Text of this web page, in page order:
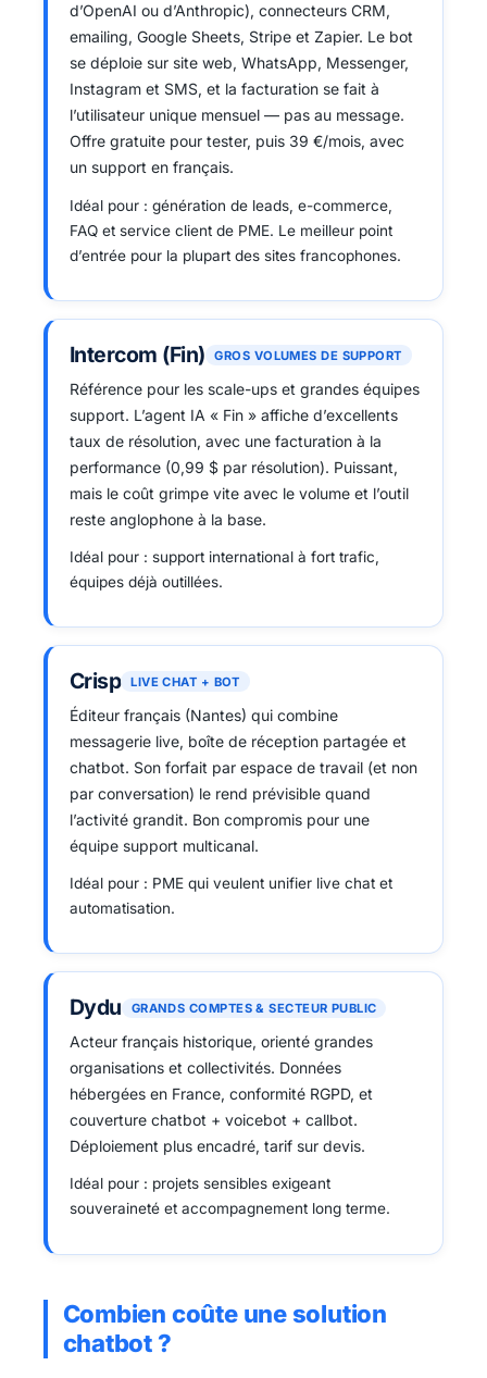
d’OpenAI ou d’Anthropic), connecteurs CRM,
emailing, Google Sheets, Stripe et Zapier. Le bot
se déploie sur site web, WhatsApp, Messenger,
Instagram et SMS, et la facturation se fait à
l’utilisateur unique mensuel — pas au message.
Offre gratuite pour tester, puis 39 €/mois, avec
un support en français.
Idéal pour : génération de leads, e-commerce,
FAQ et service client de PME. Le meilleur point
d’entrée pour la plupart des sites francophones.
Intercom (Fin) GROS VOLUMES DE SUPPORT
Référence pour les scale-ups et grandes équipes
support. L’agent IA « Fin » affiche d’excellents
taux de résolution, avec une facturation à la
performance (0,99 $ par résolution). Puissant,
mais le coût grimpe vite avec le volume et l’outil
reste anglophone à la base.
Idéal pour : support international à fort trafic,
équipes déjà outillées.
Crisp LIVE CHAT + BOT
Éditeur français (Nantes) qui combine
messagerie live, boîte de réception partagée et
chatbot. Son forfait par espace de travail (et non
par conversation) le rend prévisible quand
l’activité grandit. Bon compromis pour une
équipe support multicanal.
Idéal pour : PME qui veulent unifier live chat et
automatisation.
Dydu GRANDS COMPTES & SECTEUR PUBLIC
Acteur français historique, orienté grandes
organisations et collectivités. Données
hébergées en France, conformité RGPD, et
couverture chatbot + voicebot + callbot.
Déploiement plus encadré, tarif sur devis.
Idéal pour : projets sensibles exigeant
souveraineté et accompagnement long terme.
Combien coûte une solution
chatbot ?